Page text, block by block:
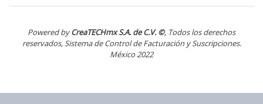
Powered byCreaTECHmx S.A. de C.V. ©, Todos los derechos
reservados, Sistema de Control de Facturación y Suscripciones.
México 2022